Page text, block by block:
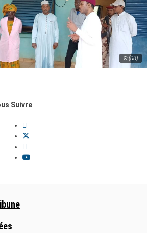
© (DR)
Suivre